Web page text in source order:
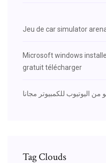
Jeu de car simulator
Microsoft windows
gratuit télécharger
من اليوتيوب للكمبيوتر مجانا
Tag Clouds